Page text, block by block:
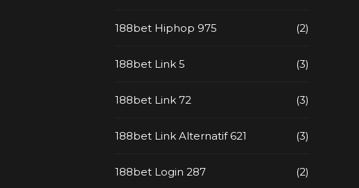
188bet Hiphop 975 (2)
188bet Link 5 (3)
188bet Link 72 (3)
188bet Link Alternatif 621 (3)
188bet Login 287 (2)